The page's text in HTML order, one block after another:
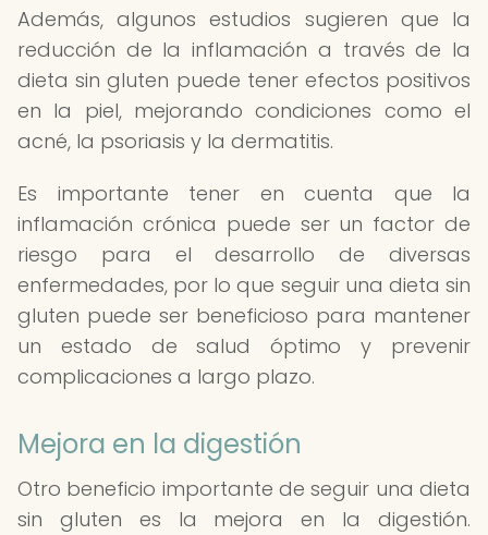
Además, algunos estudios sugieren que la
reducción de la inflamación a través de la
dieta sin gluten puede tener efectos positivos
en la piel, mejorando condiciones como el
acné, la psoriasis y la dermatitis.
Es importante tener en cuenta que la
inflamación crónica puede ser un factor de
riesgo para el desarrollo de diversas
enfermedades, por lo que seguir una dieta sin
gluten puede ser beneficioso para mantener
un estado de salud óptimo y prevenir
complicaciones a largo plazo.
Mejora en la digestión
Otro beneficio importante de seguir una dieta
sin gluten es la mejora en la digestión.